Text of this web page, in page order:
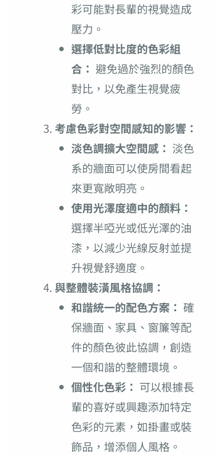
彩可能對長輩的視覺造成
壓力。
選擇低對比度的色彩組
合： 避免過於強烈的顏色
對比，以免產生視覺疲
勞。
考慮色彩對空間感知的影響：
淡色調擴大空間感： 淡色
系的牆面可以使房間看起
來更寬敞明亮。
使用光澤度適中的顏料：
選擇半啞光或低光澤的油
漆，以減少光線反射並提
升視覺舒適度。
與整體裝潢風格協調：
和諧統一的配色方案： 確
保牆面、家具、窗簾等配
件的顏色彼此協調，創造
一個和諧的整體環境。
個性化色彩： 可以根據長
輩的喜好或興趣添加特定
色彩的元素，如掛畫或裝
飾品，增添個人風格。